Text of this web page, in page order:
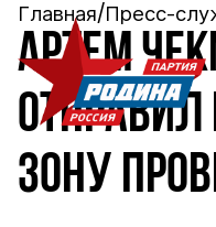
Главная Пресс-
АРТЕМ
ОТПРАВИЛ
ЗОНУ